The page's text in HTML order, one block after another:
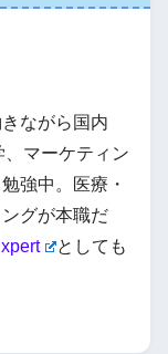
ながら国内
マーケティン
強中。医療・
グが本職だ
としても